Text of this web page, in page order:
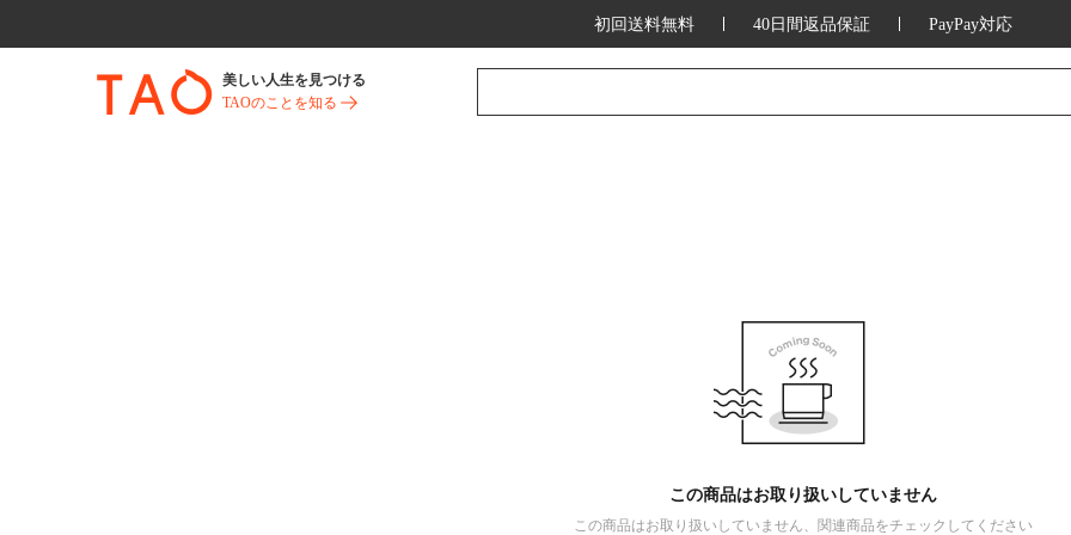
初回送料無料 40日間返品保証 PayPay対応
美しい人生を見つける
TAOのことを知る
この商品はお取り扱いしていません
この商品はお取り扱いしていません、関連商品をチェックしてください